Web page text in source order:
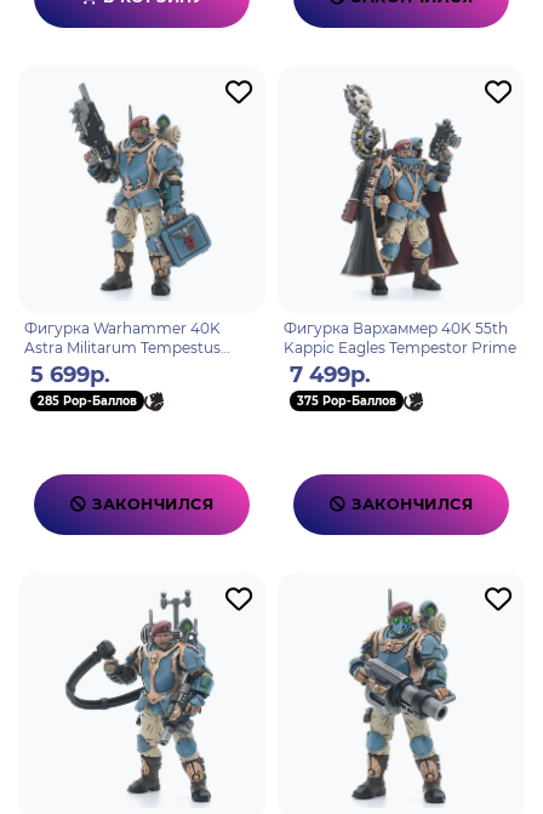
Фигурка Warhammer 40K
Astra Militarum Tempestus
Scions Command Squad 55th
Kappic Eagles Medic 1:18
5 699р.
285 Pop-Баллов
ЗАКОНЧИЛСЯ
Фигурка Вархаммер 40K 55th
Kappic Eagles Tempestor Prime
7 499р.
375 Pop-Баллов
ЗАКОНЧИЛСЯ